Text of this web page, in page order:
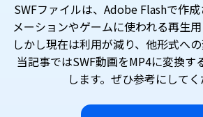
SWFファイルは、Adobe Flashで作
メーションやゲームに使われる再生用
しかし現在は利用が減り、他形式への
当記事ではSWF動画をMP4に変換す
します。ぜひ参考にしてく